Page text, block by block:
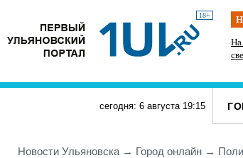
18+
Инзенцы простятся с земляком, погибшим на
СВО
На
сегодня: 6 августа 19:15
Новости Ульяновска → Город онлайн →